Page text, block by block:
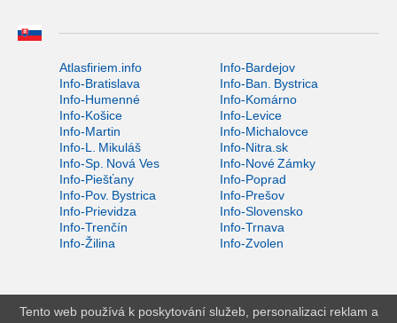
Atlasfiriem.info
Info-Bardejov
Info-Bratislava
Info-Ban. Bystrica
Info-Humenné
Info-Komárno
Info-Košice
Info-Levice
Info-Martin
Info-Michalovce
Info-L. Mikuláš
Info-Nitra.sk
Info-Sp. Nová Ves
Info-Nové Zámky
Info-Piešťany
Info-Poprad
Info-Pov. Bystrica
Info-Prešov
Info-Prievidza
Info-Slovensko
Info-Trenčín
Info-Trnava
Info-Žilina
Info-Zvolen
Tento web používá k poskytování služeb, personalizaci reklam a